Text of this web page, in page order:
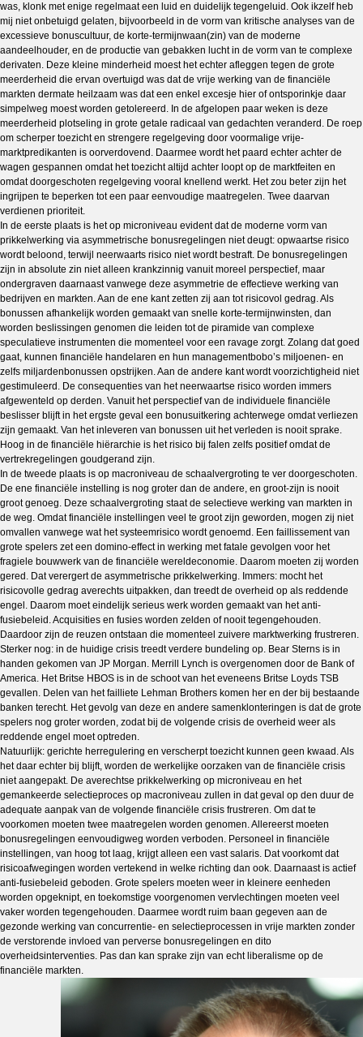
was, klonk met enige regelmaat een luid en duidelijk tegengeluid. Ook ikzelf heb
mij niet onbetuigd gelaten, bijvoorbeeld in de vorm van kritische analyses van de
excessieve bonuscultuur, de korte-termijnwaan(zin) van de moderne
aandeelhouder, en de productie van gebakken lucht in de vorm van te complexe
derivaten. Deze kleine minderheid moest het echter afleggen tegen de grote
meerderheid die ervan overtuigd was dat de vrije werking van de financiële
markten dermate heilzaam was dat een enkel excesje hier of ontsporinkje daar
simpelweg moest worden getolereerd. In de afgelopen paar weken is deze
meerderheid plotseling in grote getale radicaal van gedachten veranderd. De roep
om scherper toezicht en strengere regelgeving door voormalige vrije-
marktpredikanten is oorverdovend. Daarmee wordt het paard echter achter de
wagen gespannen omdat het toezicht altijd achter loopt op de marktfeiten en
omdat doorgeschoten regelgeving vooral knellend werkt. Het zou beter zijn het
ingrijpen te beperken tot een paar eenvoudige maatregelen. Twee daarvan
verdienen prioriteit.
In de eerste plaats is het op microniveau evident dat de moderne vorm van
prikkelwerking via asymmetrische bonusregelingen niet deugt: opwaartse risico
wordt beloond, terwijl neerwaarts risico niet wordt bestraft. De bonusregelingen
zijn in absolute zin niet alleen krankzinnig vanuit moreel perspectief, maar
ondergraven daarnaast vanwege deze asymmetrie de effectieve werking van
bedrijven en markten. Aan de ene kant zetten zij aan tot risicovol gedrag. Als
bonussen afhankelijk worden gemaakt van snelle korte-termijnwinsten, dan
worden beslissingen genomen die leiden tot de piramide van complexe
speculatieve instrumenten die momenteel voor een ravage zorgt. Zolang dat goed
gaat, kunnen financiële handelaren en hun managementbobo’s miljoenen- en
zelfs miljardenbonussen opstrijken. Aan de andere kant wordt voorzichtigheid niet
gestimuleerd. De consequenties van het neerwaartse risico worden immers
afgewenteld op derden. Vanuit het perspectief van de individuele financiële
beslisser blijft in het ergste geval een bonusuitkering achterwege omdat verliezen
zijn gemaakt. Van het inleveren van bonussen uit het verleden is nooit sprake.
Hoog in de financiële hiërarchie is het risico bij falen zelfs positief omdat de
vertrekregelingen goudgerand zijn.
In de tweede plaats is op macroniveau de schaalvergroting te ver doorgeschoten.
De ene financiële instelling is nog groter dan de andere, en groot-zijn is nooit
groot genoeg. Deze schaalvergroting staat de selectieve werking van markten in
de weg. Omdat financiële instellingen veel te groot zijn geworden, mogen zij niet
omvallen vanwege wat het systeemrisico wordt genoemd. Een faillissement van
grote spelers zet een domino-effect in werking met fatale gevolgen voor het
fragiele bouwwerk van de financiële wereldeconomie. Daarom moeten zij worden
gered. Dat verergert de asymmetrische prikkelwerking. Immers: mocht het
risicovolle gedrag averechts uitpakken, dan treedt de overheid op als reddende
engel. Daarom moet eindelijk serieus werk worden gemaakt van het anti-
fusiebeleid. Acquisities en fusies worden zelden of nooit tegengehouden.
Daardoor zijn de reuzen ontstaan die momenteel zuivere marktwerking frustreren.
Sterker nog: in de huidige crisis treedt verdere bundeling op. Bear Sterns is in
handen gekomen van JP Morgan. Merrill Lynch is overgenomen door de Bank of
America. Het Britse HBOS is in de schoot van het eveneens Britse Loyds TSB
gevallen. Delen van het failliete Lehman Brothers komen her en der bij bestaande
banken terecht. Het gevolg van deze en andere samenklonteringen is dat de grote
spelers nog groter worden, zodat bij de volgende crisis de overheid weer als
reddende engel moet optreden.
Natuurlijk: gerichte herregulering en verscherpt toezicht kunnen geen kwaad. Als
het daar echter bij blijft, worden de werkelijke oorzaken van de financiële crisis
niet aangepakt. De averechtse prikkelwerking op microniveau en het
gemankeerde selectieproces op macroniveau zullen in dat geval op den duur de
adequate aanpak van de volgende financiële crisis frustreren. Om dat te
voorkomen moeten twee maatregelen worden genomen. Allereerst moeten
bonusregelingen eenvoudigweg worden verboden. Personeel in financiële
instellingen, van hoog tot laag, krijgt alleen een vast salaris. Dat voorkomt dat
risicoafwegingen worden vertekend in welke richting dan ook. Daarnaast is actief
anti-fusiebeleid geboden. Grote spelers moeten weer in kleinere eenheden
worden opgeknipt, en toekomstige voorgenomen vervlechtingen moeten veel
vaker worden tegengehouden. Daarmee wordt ruim baan gegeven aan de
gezonde werking van concurrentie- en selectieprocessen in vrije markten zonder
de verstorende invloed van perverse bonusregelingen en dito
overheidsinterventies. Pas dan kan sprake zijn van echt liberalisme op de
financiële markten.